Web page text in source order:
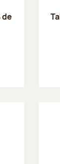
de